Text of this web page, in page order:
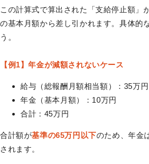
この計算式で算出された「支給停止額」
の基本月額から差し引かれます。具体的
う。
【例1】年金が減額されないケース
給与（総報酬月額相当額）：35万円
年金（基本月額）：10万円
合計：45万円
合計額が基準の65万円以下のため、年金
されます。